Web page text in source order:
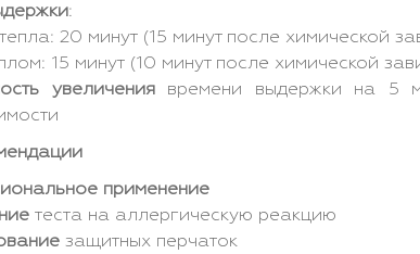
:
20 минут (15 минут после химической
15 минут (10 минут после химической
увеличениявремени выдержки на 5
применение
теста на аллергическую реакцию
защитных перчаток